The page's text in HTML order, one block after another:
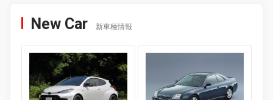
New Car 新車種情報